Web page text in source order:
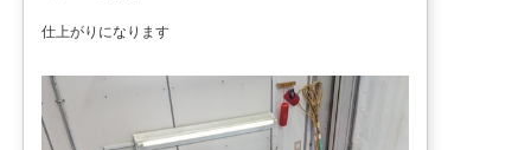
仕上がりになります